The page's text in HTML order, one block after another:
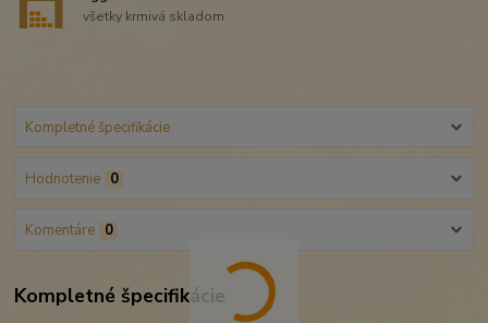
všetky krmivá skladom
Kompletné špecifikácie
Hodnotenie 0
Komentáre 0
Kompletné špecifikácie